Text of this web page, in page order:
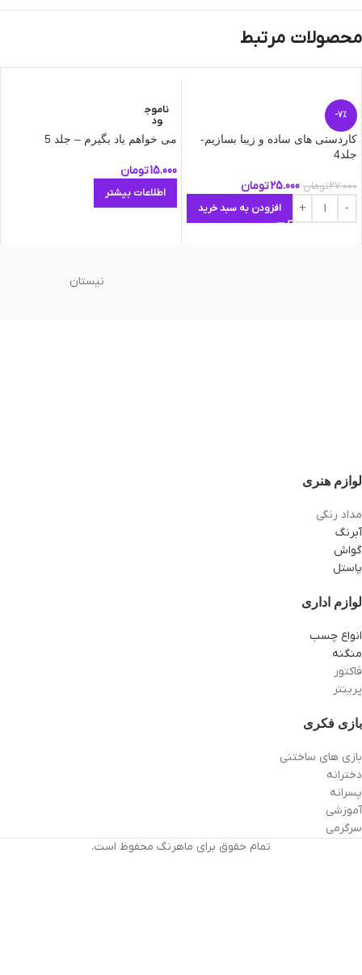
محصولات مرتبط
-7%
کاردستی های ساده و زیبا بسازیم-
جلد4
27.000تومان 25.000تومان
افزودن به سبد خرید
ناموج
ود
می خواهم یاد بگیرم – جلد 5
15.000تومان
اطلاعات بیشتر
نیستان
لوازم هنری
مداد رنگی
آبرنگ
گواش
پاستل
لوازم اداری
انواع چسب
منگنه
فاکتور
پرینتر
بازی فکری
بازی های ساختنی
دخترانه
پسرانه
آموزشی
سرگرمی
تمام حقوق برای ماهرنگ محفوظ است.